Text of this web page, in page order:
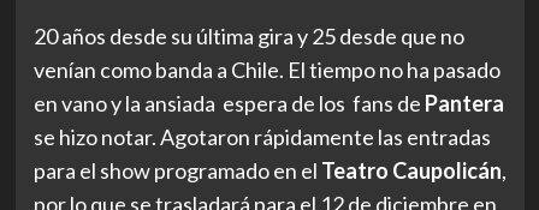
20 años desde su última gira y 25 desde que no
venían como banda a Chile. El tiempo no ha pasado
en vano y la ansiada espera de los fans de Pantera
se hizo notar. Agotaron rápidamente las entradas
para el show programado en el Teatro Caupolicán,
por lo que se trasladará para el 12 de diciembre en